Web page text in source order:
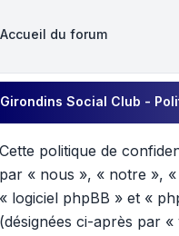
Accueil du forum
Girondins Social Club -
Cette politique de
par « nous », « notre »,
« logiciel phpBB » et «
(désignées ci-après par